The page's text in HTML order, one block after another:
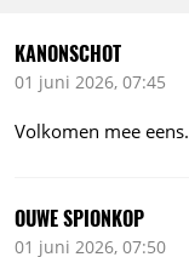
KANONSCHOT
01 juni 2026, 07:45
Volkomen mee eens.
OUWE SPIONKOP
01 juni 2026, 07:50